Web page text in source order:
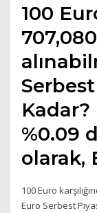
100
%0.09
olarak,
100 Euro
Euro Serbest